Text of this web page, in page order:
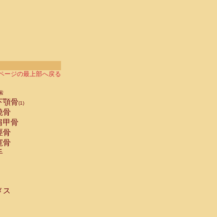
ージの最上部へ戻る
顎骨(1)
骨
甲骨
骨
骨
ス